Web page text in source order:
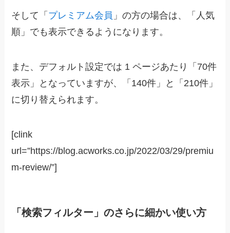
そして「 プレミアム会員 」の方の場合は、「人気
順」でも表示できるようになります。
また、デフォルト設定では 1 ページあたり「70件
表示」となっていますが、「140件」と「210件」
に切り替えられます。
[clink
url=”https://blog.acworks.co.jp/2022/03/29/premiu
m-review/”]
「検索フィルター」のさらに細かい使い方